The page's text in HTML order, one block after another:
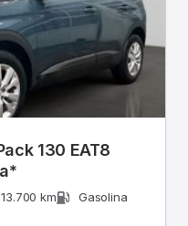
130 EAT8
13.700 km
Gasolina